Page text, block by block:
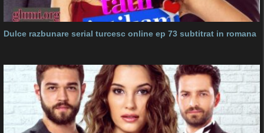
Dulce razbunare serial turcesc online ep 73 subtitrat in romana